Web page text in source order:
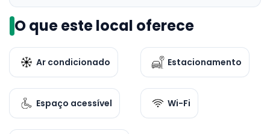
O que este local oferece
Ar condicionado Estacionamento
Espaço acessível Wi-Fi